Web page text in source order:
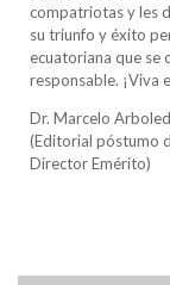
compatriotas y les
su triunfo y éxito
ecuatoriana que se
responsable. ¡Viva
Dr. Marcelo
(Editorial póstumo
Director Emérito)